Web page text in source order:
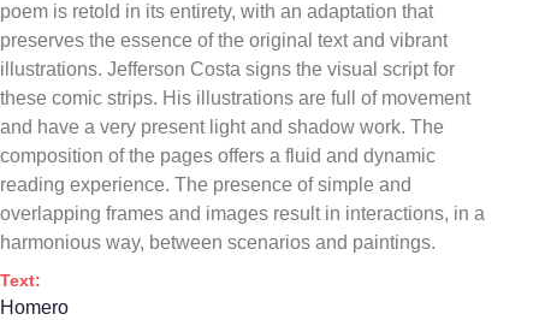
poem is retold in its entirety, with an adaptation that
preserves the essence of the original text and vibrant
illustrations. Jefferson Costa signs the visual script for
these comic strips. His illustrations are full of movement
and have a very present light and shadow work. The
composition of the pages offers a fluid and dynamic
reading experience. The presence of simple and
overlapping frames and images result in interactions, in a
harmonious way, between scenarios and paintings.
Text:
Homero